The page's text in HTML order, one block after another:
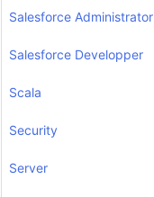
Salesforce Administrator
Salesforce Developper
Scala
Security
Server